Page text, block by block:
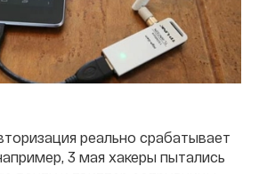
реально срабатывает
3 мая хакеры пытались